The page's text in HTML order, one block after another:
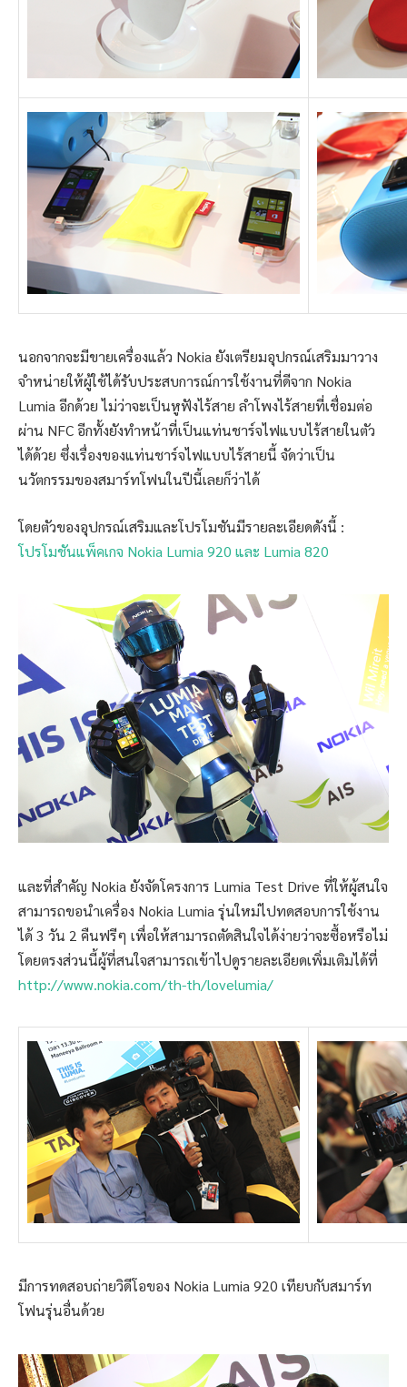
นอกจากจะมีขายเครื่องแล้ว Nokia ยังเตรียมอุปกรณ์เสริมมาวาง
จำหน่ายให้ผู้ใช้ได้รับประสบการณ์การใช้งานที่ดีจาก Nokia
Lumia อีกด้วย ไม่ว่าจะเป็นหูฟังไร้สาย ลำโพงไร้สายที่เชื่อมต่อ
ผ่าน NFC อีกทั้งยังทำหน้าที่เป็นแท่นชาร์จไฟแบบไร้สายในตัว
ได้ด้วย ซึ่งเรื่องของแท่นชาร์จไฟแบบไร้สายนี้ จัดว่าเป็น
นวัตกรรมของสมาร์ทโฟนในปีนี้เลยก็ว่าได้
โดยตัวของอุปกรณ์เสริมและโปรโมชันมีรายละเอียดดังนี้ :
โปรโมชันแพ็คเกจ Nokia Lumia 920 และ Lumia 820
และที่สำคัญ Nokia ยังจัดโครงการ Lumia Test Drive ที่ให้ผู้สนใจ
สามารถขอนำเครื่อง Nokia Lumia รุ่นใหม่ไปทดสอบการใช้งาน
ได้ 3 วัน 2 คืนฟรีๆ เพื่อให้สามารถตัดสินใจได้ง่ายว่าจะซื้อหรือไม่
โดยตรงส่วนนี้ผู้ที่สนใจสามารถเข้าไปดูรายละเอียดเพิ่มเติมได้ที่
http://www.nokia.com/th-th/lovelumia/
มีการทดสอบถ่ายวิดีโอของ Nokia Lumia 920 เทียบกับสมาร์ท
โฟนรุ่นอื่นด้วย